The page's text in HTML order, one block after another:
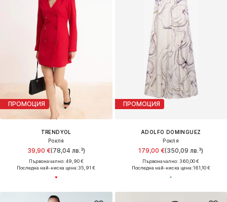
ПРОМОЦИЯ
TRENDYOL
Рокля
39,90 €(78,04 лв.³)
Първоначално: 49,90 €
Последна най-ниска цена:35,91 €
ПРОМОЦИЯ
ADOLFO DOMINGUEZ
Рокля
179,00 €(350,09 лв.³)
Първоначално: 360,00 €
Последна най-ниска цена:161,10 €